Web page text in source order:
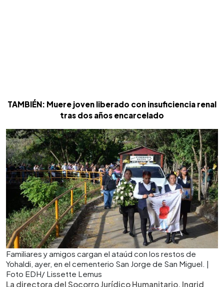
TAMBIÉN: Muere joven liberado con insuficiencia renal
tras dos años encarcelado
Familiares y amigos cargan el ataúd con los restos de
Yohaldi, ayer, en el cementerio San Jorge de San Miguel. |
Foto EDH/ Lissette Lemus
La directora del Socorro Jurídico Humanitario, Ingrid